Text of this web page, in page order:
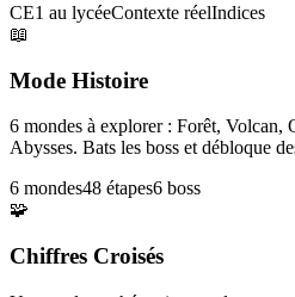
CE1 au lycéeContexte réelIndices
📖
Mode Histoire
6 mondes à explorer : Forêt, Volcan,
Abysses. Bats les boss et débloque
6 mondes48 étapes6 boss
🧩
Chiffres Croisés